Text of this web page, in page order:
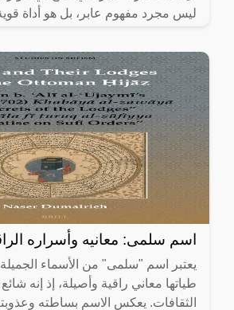
ليس مجرد مفهوم عابر، بل هو أداة
اسم سلمى: معانيه وأسراره
يعتبر اسم "سلمى" من الأسماء
طياتها معاني راقية وأصيلة، إذ إنه
الثقافات. يعكس الاسم بساطته